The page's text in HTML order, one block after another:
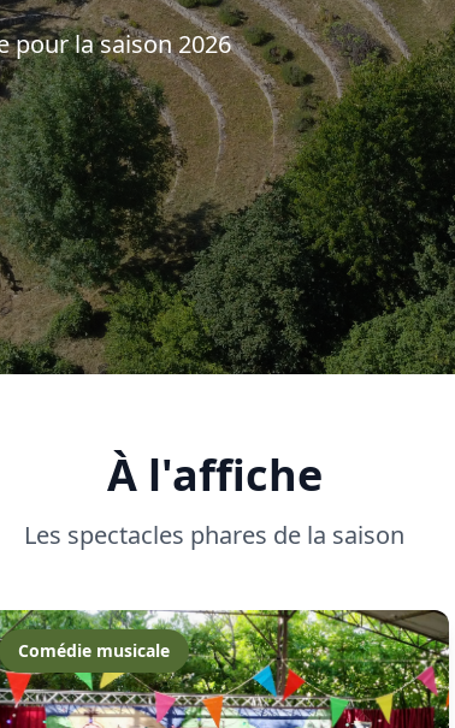
pour la saison2026
À l'affiche
Les spectacles phares de la saison
Comédie musicale